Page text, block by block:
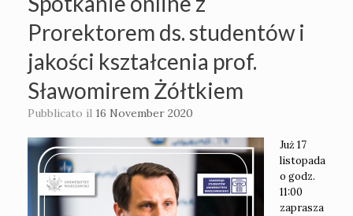
Prorektorem ds. studentów i
jakości kształcenia prof.
Sławomirem Żółtkiem
Pubblicato il 16 November 2020
Już 17
listopada
o godz.
11:00
zaprasza